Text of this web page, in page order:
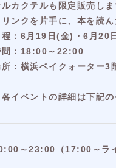
カクテルも限定販売しま
リンクを片手に、本を読
程：6月19日(金)・6月
間：18:00～22:00
：横浜ベイクォーター3
イベントの詳細は下記
～23:00（17:00～ラ